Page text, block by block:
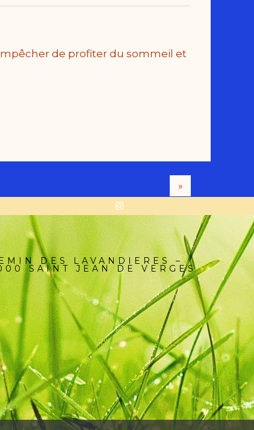
»
de profiter du sommeil et
DES LAVANDIERES –
SAINT JEAN DE VERGES